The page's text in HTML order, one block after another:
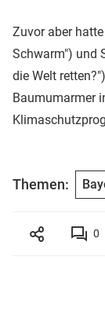
Zuvor aber
Schwarm") und
die Welt
Baumumarmer
Themen:
0